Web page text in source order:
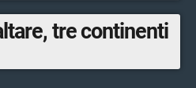
tre continenti